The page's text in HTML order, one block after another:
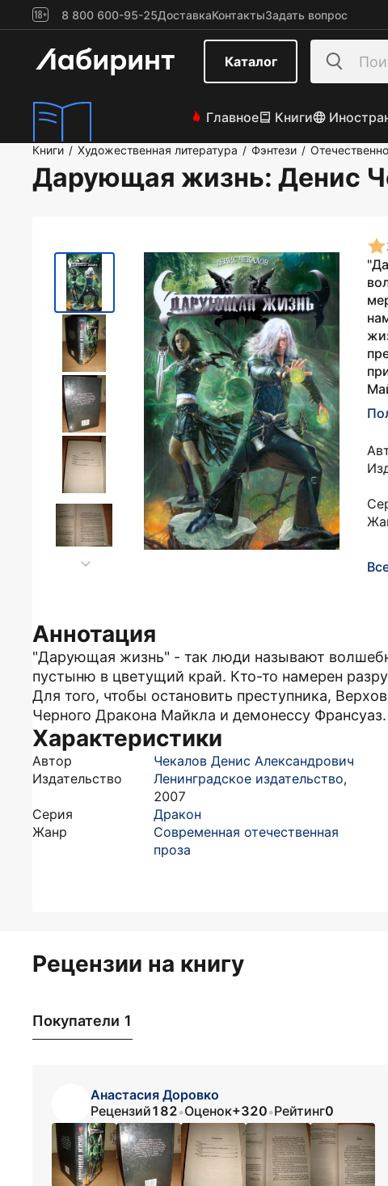
8 800 600-95-25ДоставкаКонтактыЗадать вопрос
Каталог
Главное Книги
Книги / Художественная литература / Фэнтези /
Дарующая жизнь: Денис
Аннотация
"Дарующая жизнь" - так люди называют
пустыню в цветущий край. Кто-то намерен
Для того, чтобы остановить преступника,
Черного Дракона Майкла и демонессу Франсуаз.
Характеристики
Автор
Чекалов Денис Александрович
Издательство
Ленинградское издательство,
2007
Серия
Дракон
Жанр
Современная отечественная
проза
Рецензии на книгу
Покупатели 1
Анастасия Доровко
Рецензий182•Оценок+320•Рейтинг0